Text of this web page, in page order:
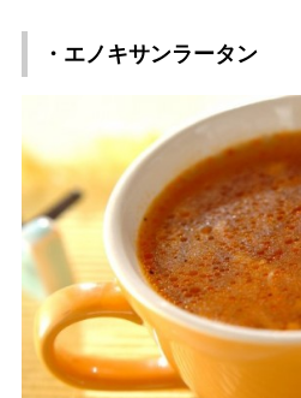
・エノキサンラータン